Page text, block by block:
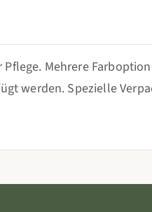
Mehrere
werden. Spezielle